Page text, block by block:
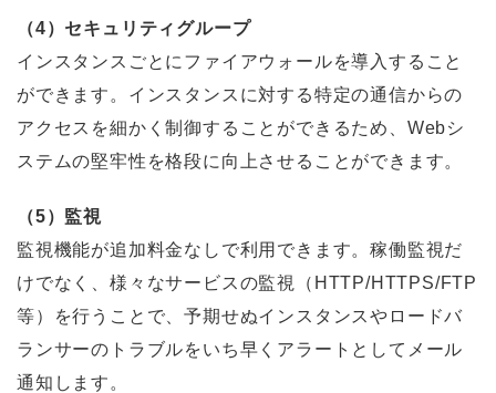
（4）セキュリティグループ
インスタンスごとにファイアウォールを導入すること
ができます。インスタンスに対する特定の通信からの
アクセスを細かく制御することができるため、Webシ
ステムの堅牢性を格段に向上させることができます。
（5）監視
監視機能が追加料金なしで利用できます。稼働監視だ
けでなく、様々なサービスの監視（HTTP/HTTPS/FTP
等）を行うことで、予期せぬインスタンスやロードバ
ランサーのトラブルをいち早くアラートとしてメール
通知します。